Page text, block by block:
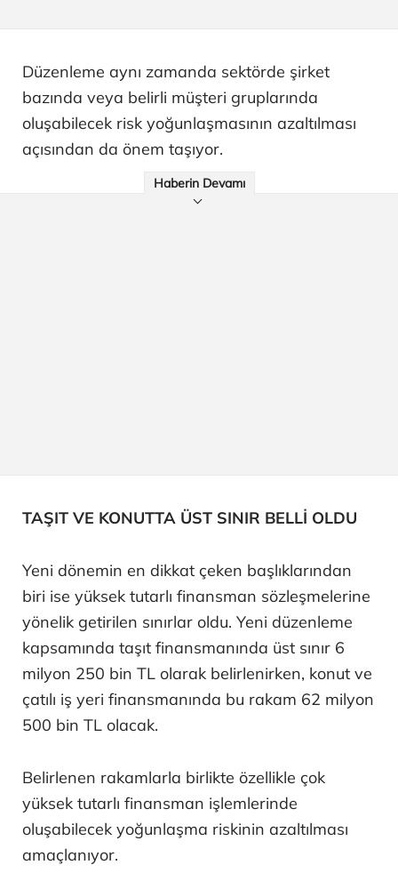
Düzenleme aynı zamanda sektörde şirket
bazında veya belirli müşteri gruplarında
oluşabilecek risk yoğunlaşmasının azaltılması
açısından da önem taşıyor.
Haberin Devamı
TAŞIT VE KONUTTA ÜST SINIR BELLİ OLDU
Yeni dönemin en dikkat çeken başlıklarından
biri ise yüksek tutarlı finansman sözleşmelerine
yönelik getirilen sınırlar oldu. Yeni düzenleme
kapsamında taşıt finansmanında üst sınır 6
milyon 250 bin TL olarak belirlenirken, konut ve
çatılı iş yeri finansmanında bu rakam 62 milyon
500 bin TL olacak.
Belirlenen rakamlarla birlikte özellikle çok
yüksek tutarlı finansman işlemlerinde
oluşabilecek yoğunlaşma riskinin azaltılması
amaçlanıyor.